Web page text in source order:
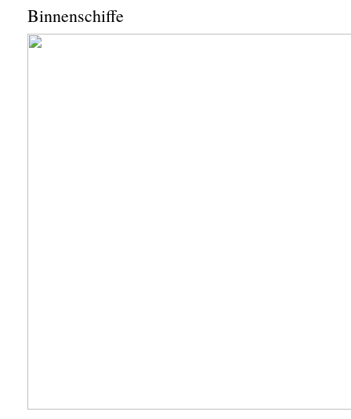
Binnenschiffe